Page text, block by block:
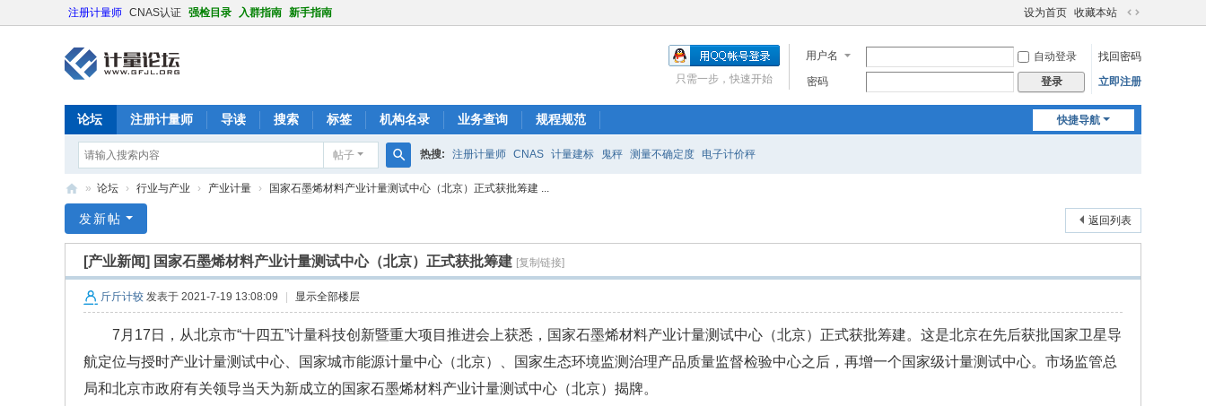
注册计量师 CNAS认证 强检目录 入群指南 新手指南 设为首页 收藏本站
切
到
宽
用户名 自动登录
找回密码
密码
登录 立即注册
只需一步，快速开始
快捷导航
论坛 注册计量师 导读 搜索 标签 机构名录 业务查询 规程规范
帖子
搜
热搜: 注册计量师 CNAS 计量建标 鬼秤 测量不确定度 电子计价秤
量
» 论坛 › 行业与产业 › 产业计量 › 国家石墨烯材料产业计量测试中心（北京）正式获批筹建 ...
返回列表
发新帖
[产业新闻] 国家石墨烯材料产业计量测试中心（北京）正式获批筹建 [复制链接]
斤斤计较 发表于 2021-7-19 13:08:09 显示全部楼层
7月17日，从北京市“十四五”计量科技创新暨重大项目推进会上获悉，国家石墨烯材料产业计量测试中心（北京）正式获批筹建。这是北京在先后获批国家卫星导
航定位与授时产业计量测试中心、国家城市能源计量中心（北京）、国家生态环境监测治理产品质量监督检验中心之后，再增一个国家级计量测试中心。市场监管总
局和北京市政府有关领导当天为新成立的国家石墨烯材料产业计量测试中心（北京）揭牌。